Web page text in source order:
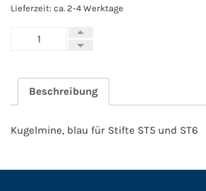
Lieferzeit: ca. 2-4 Werktage
Kugelmine
für
Menge
Beschreibung
Kugelmine, blau für Stifte ST5 und ST6